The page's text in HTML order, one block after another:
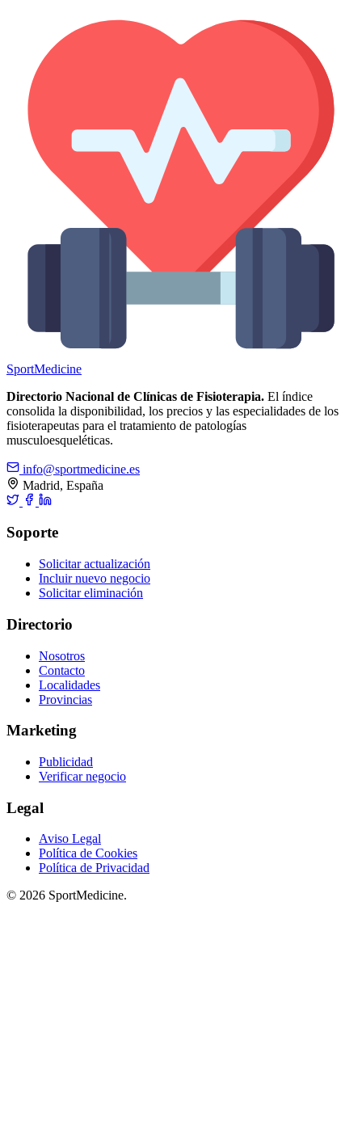
SportMedicine
Directorio Nacional de Clínicas de Fisioterapia. El índice
consolida la disponibilidad, los precios y las especialidades de los
fisioterapeutas para el tratamiento de patologías
musculoesqueléticas.
info@sportmedicine.es
Madrid, España
Soporte
Solicitar actualización
Incluir nuevo negocio
Solicitar eliminación
Directorio
Nosotros
Contacto
Localidades
Provincias
Marketing
Publicidad
Verificar negocio
Legal
Aviso Legal
Política de Cookies
Política de Privacidad
© 2026 SportMedicine.